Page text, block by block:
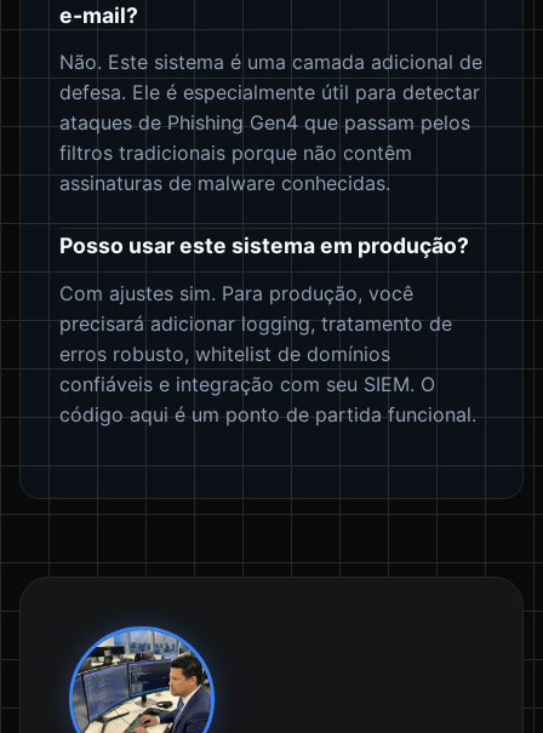
e-mail?
Não. Este sistema é uma camada adicional de
defesa. Ele é especialmente útil para detectar
ataques de Phishing Gen4 que passam pelos
filtros tradicionais porque não contêm
assinaturas de malware conhecidas.
Posso usar este sistema em produção?
Com ajustes sim. Para produção, você
precisará adicionar logging, tratamento de
erros robusto, whitelist de domínios
confiáveis e integração com seu SIEM. O
código aqui é um ponto de partida funcional.